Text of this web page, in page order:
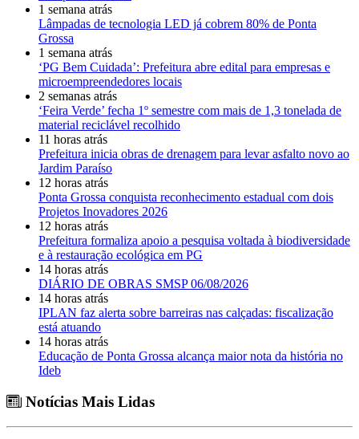
1 semana atrás
Lâmpadas de tecnologia LED já cobrem 80% de Ponta
Grossa
1 semana atrás
‘PG Bem Cuidada’: Prefeitura abre edital para empresas e
microempreendedores locais
2 semanas atrás
‘Feira Verde’ fecha 1º semestre com mais de 1,3 tonelada de
material reciclável recolhido
11 horas atrás
Prefeitura inicia obras de drenagem para levar asfalto novo ao
Jardim Paraíso
12 horas atrás
Ponta Grossa conquista reconhecimento estadual com dois
Projetos Inovadores 2026
12 horas atrás
Prefeitura formaliza apoio a pesquisa voltada à biodiversidade
e à restauração ecológica em PG
14 horas atrás
DIÁRIO DE OBRAS SMSP 06/08/2026
14 horas atrás
IPLAN faz alerta sobre barreiras nas calçadas: fiscalização
está atuando
14 horas atrás
Educação de Ponta Grossa alcança maior nota da história no
Ideb
Notícias Mais Lidas